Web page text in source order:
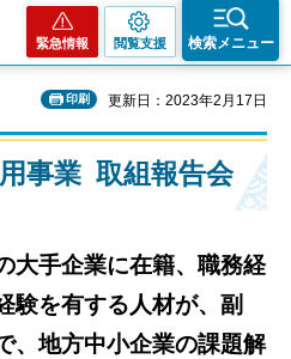
緊急情報 閲覧支援 検索メニュー
印刷 更新日：2023年2月17日
事業 取組報告会
大手企業に在籍、職務経
験を有する人材が、副
、地方中小企業の課題解